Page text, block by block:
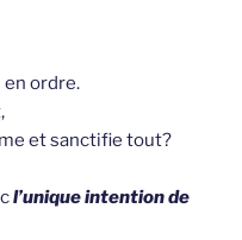
ordre.
et sanctifie tout?
l’unique intention de